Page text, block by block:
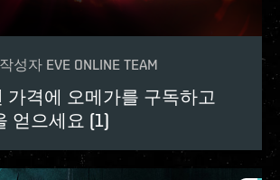
작성자 EVE ONLINE TEAM
가격에 오메가를 구독하고
얻으세요 (1)